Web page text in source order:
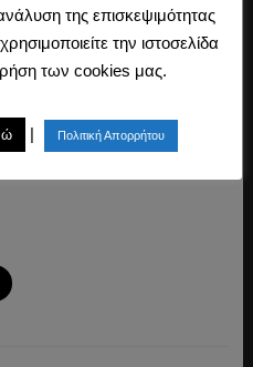
της Παλαιάς Διαθήκης.
και δεύτερο στίχο και τους
εγώ τους προσλαμβάνω, έστω
της επισκεψιμότητας
την ιστοσελίδα
των cookies μας.
| Πολιτική Απορρήτου